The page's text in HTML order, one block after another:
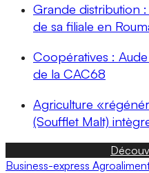
Grande distribution
de sa filiale en
Coopératives :
de la CAC68
Agriculture
(Soufflet Malt)
Business-express